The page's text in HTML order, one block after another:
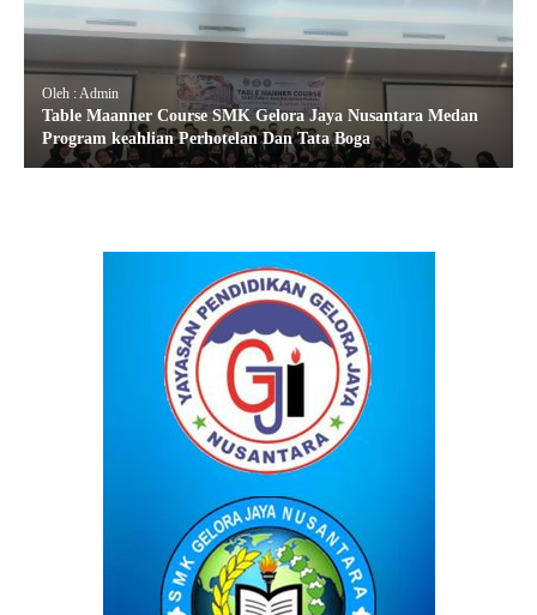
Oleh : Admin
Table Maanner Course SMK Gelora Jaya Nusantara Medan
Program keahlian Perhotelan Dan Tata Boga